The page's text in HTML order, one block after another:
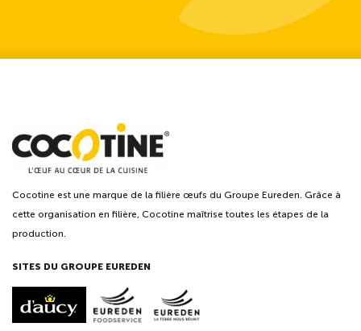
Cocotine est une marque de la filière œufs du Groupe Eureden. Grâce à
cette organisation en filière, Cocotine maîtrise toutes les étapes de la
production.
SITES DU GROUPE EUREDEN